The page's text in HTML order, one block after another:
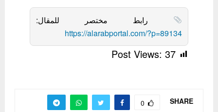
رابط مختصر للمقال:
https://alarabportal.com/?p=89134
Post Views: 37
SHARE
0